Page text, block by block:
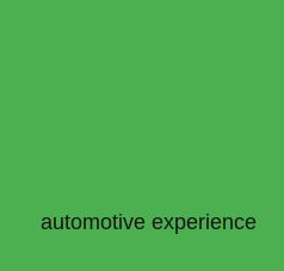
automotive experience